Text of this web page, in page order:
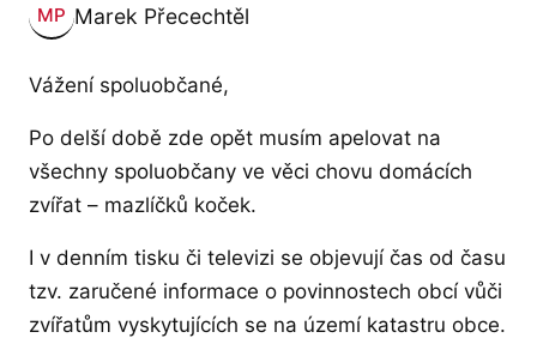
MP Zveřejnil:
Marek Přecechtěl
Vážení spoluobčané,
Po delší době zde opět musím apelovat na
všechny spoluobčany ve věci chovu domácích
zvířat – mazlíčků koček.
I v denním tisku či televizi se objevují čas od času
tzv. zaručené informace o povinnostech obcí vůči
zvířatům vyskytujících se na území katastru obce.